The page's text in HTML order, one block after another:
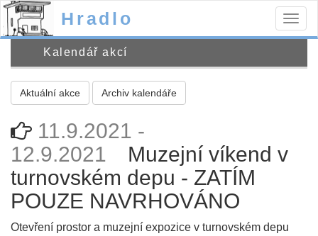
Hradlo
Kalendář akcí
Aktuální akce Archiv kalendáře
11.9.2021 -
12.9.2021
Muzejní víkend v
turnovském depu - ZATÍM
POUZE NAVRHOVÁNO
Otevření prostor a muzejní expozice v turnovském depu